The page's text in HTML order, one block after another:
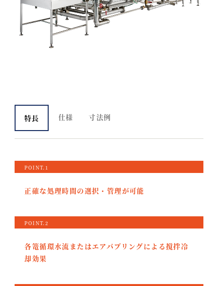
特長 仕様 寸法例
POINT.1
正確な処理時間の選択・管理が可能
POINT.2
各篭循環水流またはエアバブリングによる撹拌冷
却効果